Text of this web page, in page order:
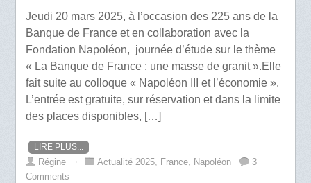
Jeudi 20 mars 2025, à l’occasion des 225 ans de la
Banque de France et en collaboration avec la
Fondation Napoléon, journée d’étude sur le thème
« La Banque de France : une masse de granit ».Elle
fait suite au colloque « Napoléon III et l’économie ».
L’entrée est gratuite, sur réservation et dans la limite
des places disponibles, […]
LIRE PLUS...
Régine ⋅ Actualité 2025, France, Napoléon
3
Comments